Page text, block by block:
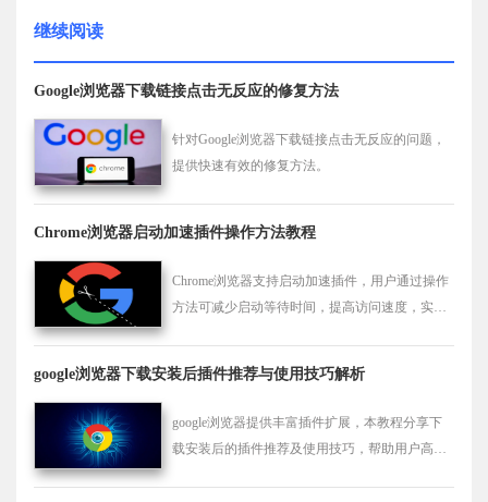
继续阅读
Google浏览器下载链接点击无反应的修复方法
针对Google浏览器下载链接点击无反应的问题，
提供快速有效的修复方法。
Chrome浏览器启动加速插件操作方法教程
Chrome浏览器支持启动加速插件，用户通过操作
方法可减少启动等待时间，提高访问速度，实现
google浏览器下载安装后插件推荐与使用技巧解析
google浏览器提供丰富插件扩展，本教程分享下
载安装后的插件推荐及使用技巧，帮助用户高效